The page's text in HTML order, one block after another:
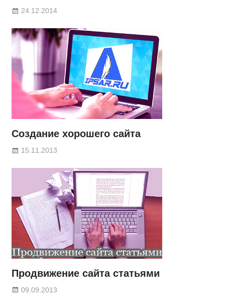
24.12.2014
Создание хорошего сайта
15.11.2013
Продвижение сайта статьями
09.09.2013